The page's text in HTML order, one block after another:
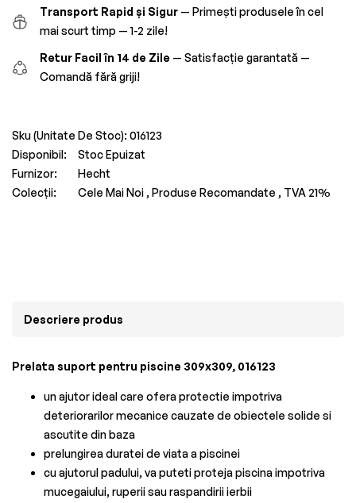
Transport Rapid și Sigur — Primești produsele în cel
mai scurt timp — 1-2 zile!
Retur Facil în 14 de Zile — Satisfacție garantată —
Comandă fără griji!
Sku (Unitate De Stoc): 016123
Disponibil:
Stoc Epuizat
Furnizor:
Hecht
Colecții:
Cele Mai Noi , Produse Recomandate , TVA 21%
Descriere produs
Prelata suport pentru piscine 309x309, 016123
un ajutor ideal care ofera protectie impotriva
deteriorarilor mecanice cauzate de obiectele solide si
ascutite din baza
prelungirea duratei de viata a piscinei
cu ajutorul padului, va puteti proteja piscina impotriva
mucegaiului, ruperii sau raspandirii ierbii